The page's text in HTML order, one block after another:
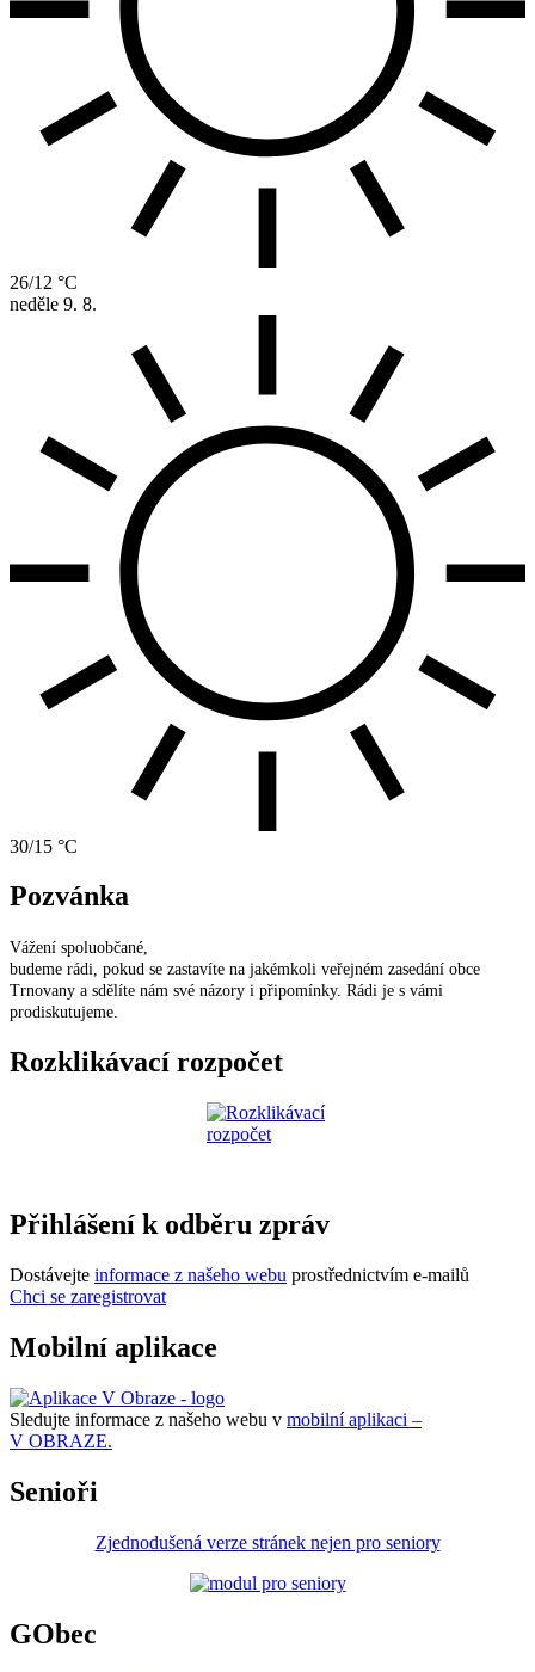
26/12 °C
neděle 9. 8.
30/15 °C
Pozvánka
Vážení spoluobčané,
budeme rádi, pokud se zastavíte na jakémkoli veřejném zasedání obce
Trnovany a sdělíte nám své názory i připomínky. Rádi je s vámi
prodiskutujeme.
Rozklikávací rozpočet
Přihlášení k odběru zpráv
Dostávejte informace z našeho webu prostřednictvím e-mailů
Chci se zaregistrovat
Mobilní aplikace
Sledujte informace z našeho webu v mobilní aplikaci –
V OBRAZE.
Senioři
Zjednodušená verze stránek nejen pro seniory
GObec